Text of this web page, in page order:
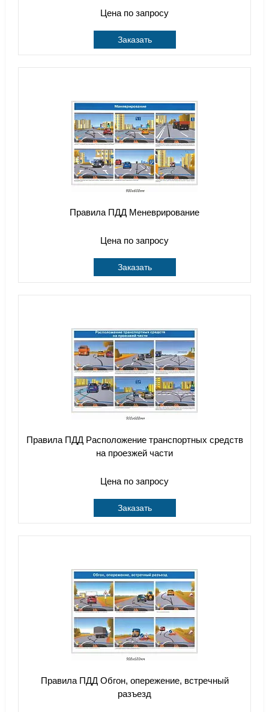
Цена по запросу
Заказать
Правила ПДД Меневрирование
Цена по запросу
Заказать
Правила ПДД Расположение транспортных средств
на проезжей части
Цена по запросу
Заказать
Правила ПДД Обгон, опережение, встречный
разъезд